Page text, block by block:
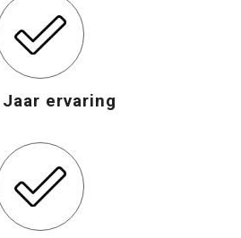
ervaring